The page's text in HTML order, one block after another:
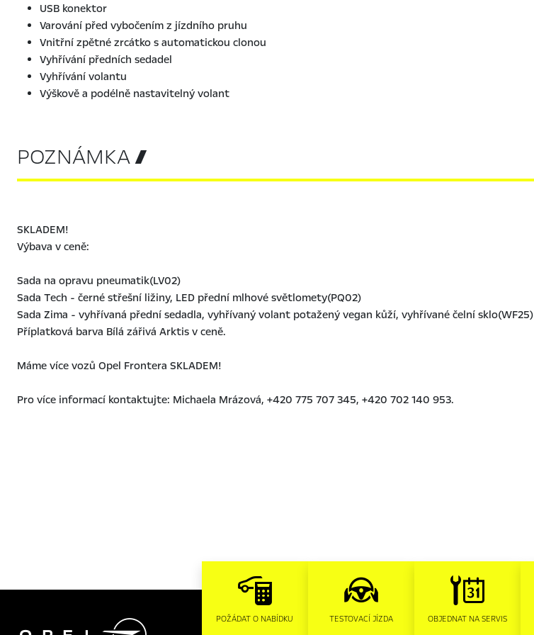
USB konektor
Varování před vybočením z jízdního pruhu
Vnitřní zpětné zrcátko s automatickou clonou
Vyhřívání předních sedadel
Vyhřívání volantu
Výškově a podélně nastavitelný volant
POZNÁMKA 
SKLADEM!
Výbava v ceně:
Sada na opravu pneumatik(LV02)
Sada Tech - černé střešní ližiny, LED přední mlhové světlomety(PQ02)
Sada Zima - vyhřívaná přední sedadla, vyhřívaný volant potažený vegan kůží, vyhřívané čelní sklo(WF25)
Příplatková barva Bílá zářivá Arktis v ceně.
Máme více vozů Opel Frontera SKLADEM!
POŽÁDAT O NABÍDKU TESTOVACÍ JÍZDA OBJEDNAT NA SERVIS